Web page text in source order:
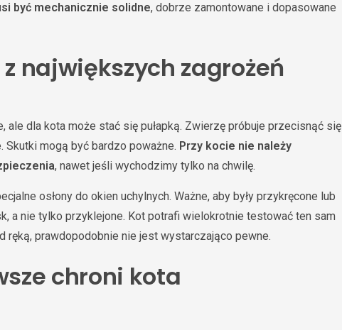
być mechanicznie solidne, dobrze zamontowane i dopasowane
największych zagrożeń
ale dla kota może stać się pułapką. Zwierzę próbuje przecisnąć się
Skutki mogą być bardzo poważne. Przy kocie nie należy
, nawet jeśli wychodzimy tylko na chwilę.
osłony do okien uchylnych. Ważne, aby były przykręcone lub
a nie tylko przyklejone. Kot potrafi wielokrotnie testować ten sam
prawdopodobnie nie jest wystarczająco pewne.
chroni kota